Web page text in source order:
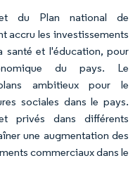
du Plan national de
accru les investissements
santé et l'éducation, pour
du pays. Le
ambitieux pour le
sociales dans le pays.
privés dans différents
une augmentation des
commerciaux dans le